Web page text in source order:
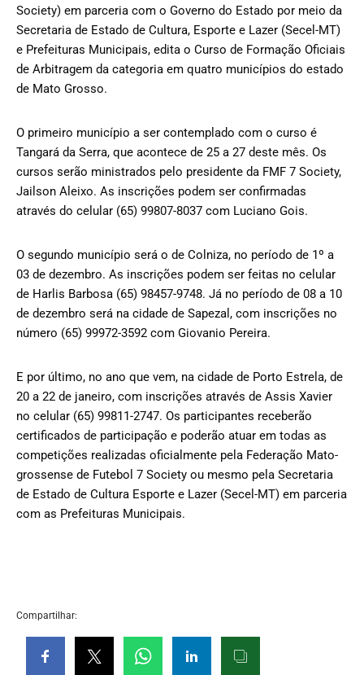
Society) em parceria com o Governo do Estado por meio da
Secretaria de Estado de Cultura, Esporte e Lazer (Secel-MT)
e Prefeituras Municipais, edita o Curso de Formação Oficiais
de Arbitragem da categoria em quatro municípios do estado
de Mato Grosso.
O primeiro município a ser contemplado com o curso é
Tangará da Serra, que acontece de 25 a 27 deste mês. Os
cursos serão ministrados pelo presidente da FMF 7 Society,
Jailson Aleixo. As inscrições podem ser confirmadas
através do celular (65) 99807-8037 com Luciano Gois.
O segundo município será o de Colniza, no período de 1º a
03 de dezembro. As inscrições podem ser feitas no celular
de Harlis Barbosa (65) 98457-9748. Já no período de 08 a 10
de dezembro será na cidade de Sapezal, com inscrições no
número (65) 99972-3592 com Giovanio Pereira.
E por último, no ano que vem, na cidade de Porto Estrela, de
20 a 22 de janeiro, com inscrições através de Assis Xavier
no celular (65) 99811-2747. Os participantes receberão
certificados de participação e poderão atuar em todas as
competições realizadas oficialmente pela Federação Mato-
grossense de Futebol 7 Society ou mesmo pela Secretaria
de Estado de Cultura Esporte e Lazer (Secel-MT) em parceria
com as Prefeituras Municipais.
Compartilhar: